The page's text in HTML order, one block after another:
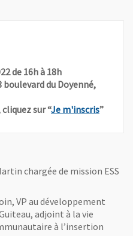
de 16h à 18h
du Doyenné,
sur “Je m'inscris, Ouvre
”
chargée de mission ESS
VP au développement
adjoint à la vie
à l’insertion